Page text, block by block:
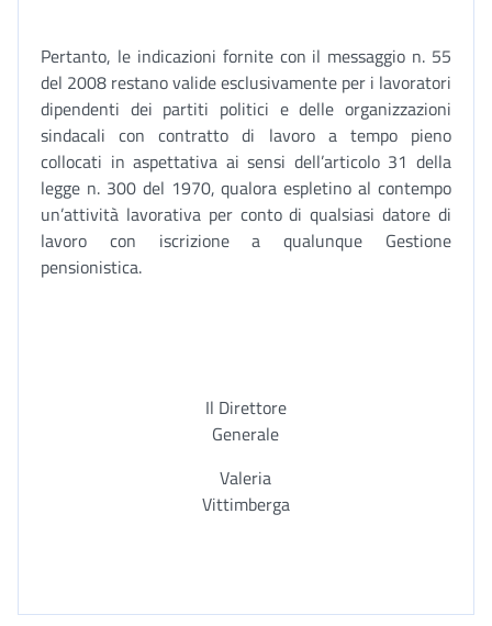
Pertanto, le indicazioni fornite con il messaggio n. 55
del 2008 restano valide esclusivamente per i lavoratori
dipendenti dei partiti politici e delle organizzazioni
sindacali con contratto di lavoro a tempo pieno
collocati in aspettativa ai sensi dell’articolo 31 della
legge n. 300 del 1970, qualora espletino al contempo
un’attività lavorativa per conto di qualsiasi datore di
lavoro con iscrizione a qualunque Gestione
pensionistica.
Il Direttore
Generale
Valeria
Vittimberga